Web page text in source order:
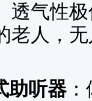
透气性
老人，
助听器：